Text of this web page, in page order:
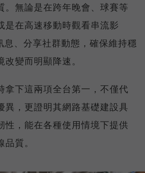
。無論是在跨年晚會、球賽等
是在高速移動時觀看串流影
、分享社群動態，確保維持穩
變而明顯降速。
拿下這兩項全台第一，不僅代
異，更證明其網路基礎建設具
性，能在各種使用情境下提供
質。